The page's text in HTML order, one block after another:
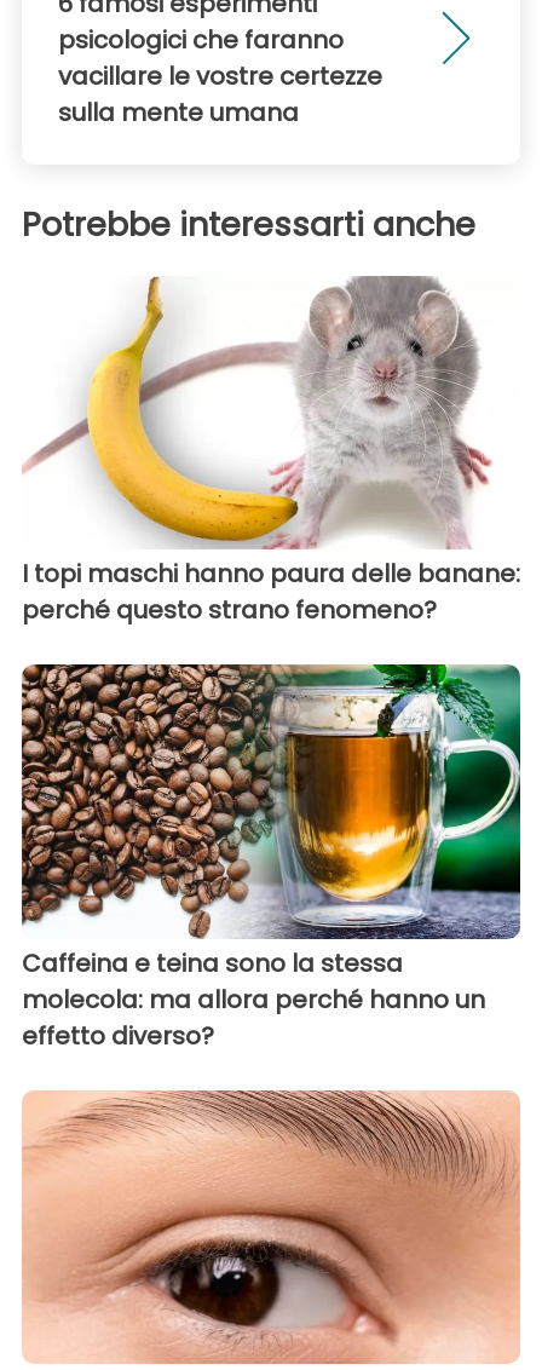
psicologici che faranno
vacillare le vostre certezze
sulla mente umana
Potrebbe interessarti anche
I topi maschi hanno paura delle banane:
perché questo strano fenomeno?
Caffeina e teina sono la stessa
molecola: ma allora perché hanno un
effetto diverso?